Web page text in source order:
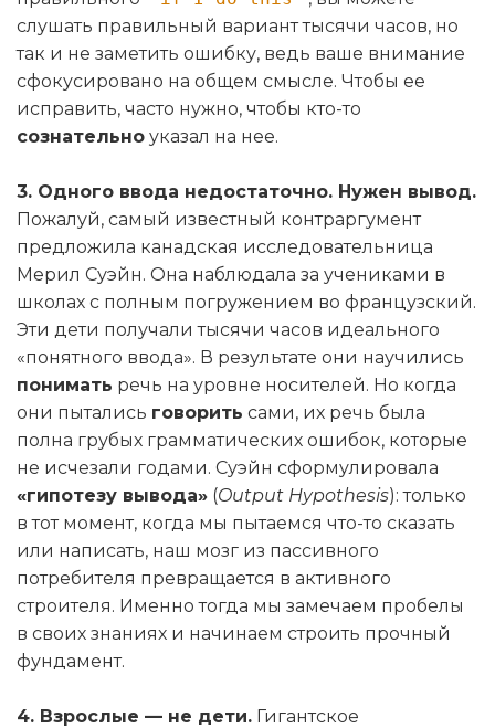
слушать правильный вариант тысячи часов, но
так и не заметить ошибку, ведь ваше внимание
сфокусировано на общем смысле. Чтобы ее
исправить, часто нужно, чтобы кто-то
сознательно указал на нее.
3. Одного ввода недостаточно. Нужен вывод.
Пожалуй, самый известный контраргумент
предложила канадская исследовательница
Мерил Суэйн. Она наблюдала за учениками в
школах с полным погружением во французский.
Эти дети получали тысячи часов идеального
«понятного ввода». В результате они научились
понимать речь на уровне носителей. Но когда
они пытались говорить сами, их речь была
полна грубых грамматических ошибок, которые
не исчезали годами. Суэйн сформулировала
«гипотезу вывода» (Output Hypothesis): только
в тот момент, когда мы пытаемся что-то сказать
или написать, наш мозг из пассивного
потребителя превращается в активного
строителя. Именно тогда мы замечаем пробелы
в своих знаниях и начинаем строить прочный
фундамент.
4. Взрослые — не дети. Гигантское